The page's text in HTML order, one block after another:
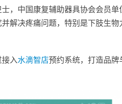
士，中国康复辅助器具协会会员
解决疼痛问题，特别是下肢生物
入水滴智店预约系统，打造品牌